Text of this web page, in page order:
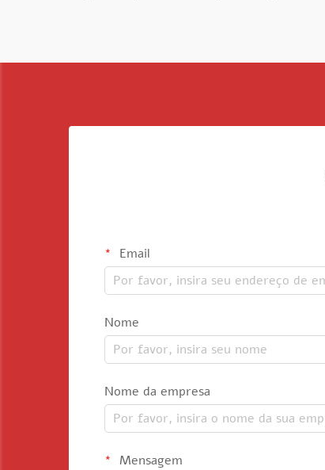
Email
Nome
Nome da empresa
Mensagem